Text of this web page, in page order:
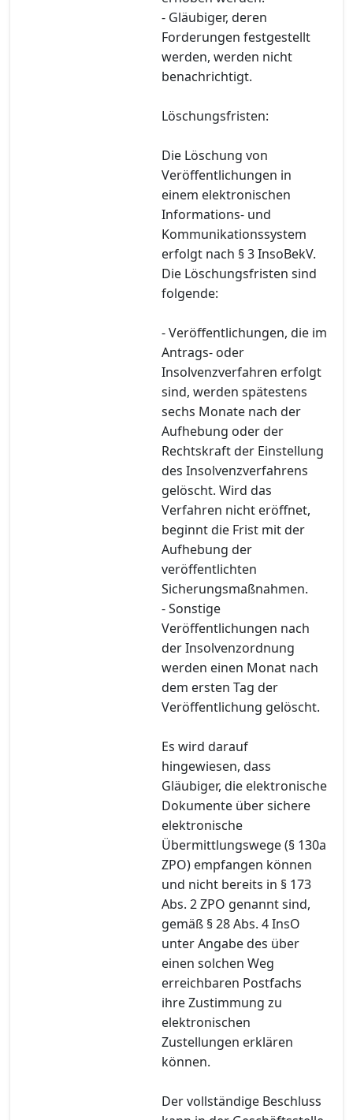
- Gläubiger, deren
Forderungen festgestellt
werden, werden nicht
benachrichtigt.
Löschungsfristen:
Die Löschung von
Veröffentlichungen in
einem elektronischen
Informations- und
Kommunikationssystem
erfolgt nach § 3 InsoBekV.
Die Löschungsfristen sind
folgende:
- Veröffentlichungen, die im
Antrags- oder
Insolvenzverfahren erfolgt
sind, werden spätestens
sechs Monate nach der
Aufhebung oder der
Rechtskraft der Einstellung
des Insolvenzverfahrens
gelöscht. Wird das
Verfahren nicht eröffnet,
beginnt die Frist mit der
Aufhebung der
veröffentlichten
Sicherungsmaßnahmen.
- Sonstige
Veröffentlichungen nach
der Insolvenzordnung
werden einen Monat nach
dem ersten Tag der
Veröffentlichung gelöscht.
Es wird darauf
hingewiesen, dass
Gläubiger, die elektronische
Dokumente über sichere
elektronische
Übermittlungswege (§ 130a
ZPO) empfangen können
und nicht bereits in § 173
Abs. 2 ZPO genannt sind,
gemäß § 28 Abs. 4 InsO
unter Angabe des über
einen solchen Weg
erreichbaren Postfachs
ihre Zustimmung zu
elektronischen
Zustellungen erklären
können.
Der vollständige Beschluss